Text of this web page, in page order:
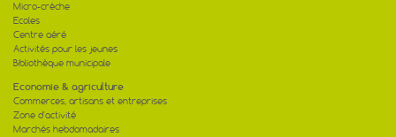
Micro-crèche
Ecoles
Centre aéré
Activités pour les jeunes
Bibliothèque municipale
Economie & agriculture
Commerces, artisans et entreprises
Zone d'activité
Marchés hebdomadaires